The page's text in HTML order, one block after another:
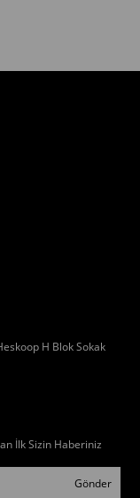
H Blok Sokak
İlk Sizin Haberiniz
Gönder